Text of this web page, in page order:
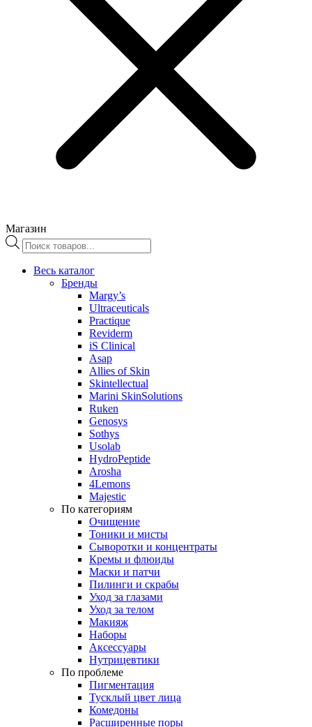
Магазин
Поиск
товаров
Весь каталог
Бренды
Margy’s
Ultraceuticals
Practique
Reviderm
iS Clinical
Asap
Allies of Skin
Skintellectual
Marini SkinSolutions
Ruken
Genosys
Sothys
Usolab
HydroPeptide
Arosha
4Lemons
Majestic
По категориям
Очищение
Тоники и мисты
Сыворотки и концентраты
Кремы и флюиды
Маски и патчи
Пилинги и скрабы
Уход за глазами
Уход за телом
Макияж
Наборы
Аксессуары
Нутрицевтики
По проблеме
Пигментация
Тусклый цвет лица
Комедоны
Расширенные поры